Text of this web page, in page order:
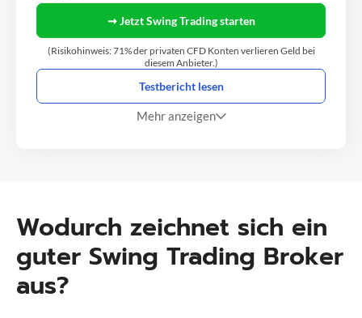
➞ Jetzt Swing Trading starten
(Risikohinweis: 71% der privaten CFD Konten verlieren Geld bei
diesem Anbieter.)
Testbericht lesen
Mehr anzeigen
Wodurch zeichnet sich ein
guter Swing Trading Broker
aus?